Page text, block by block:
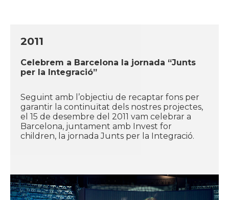
2011
Celebrem a Barcelona la jornada “Junts
per la Integració”
Seguint amb l’objectiu de recaptar fons per
garantir la continuïtat dels nostres projectes,
el 15 de desembre del 2011 vam celebrar a
Barcelona, ​​juntament amb Invest for
children, la jornada Junts per la Integració.